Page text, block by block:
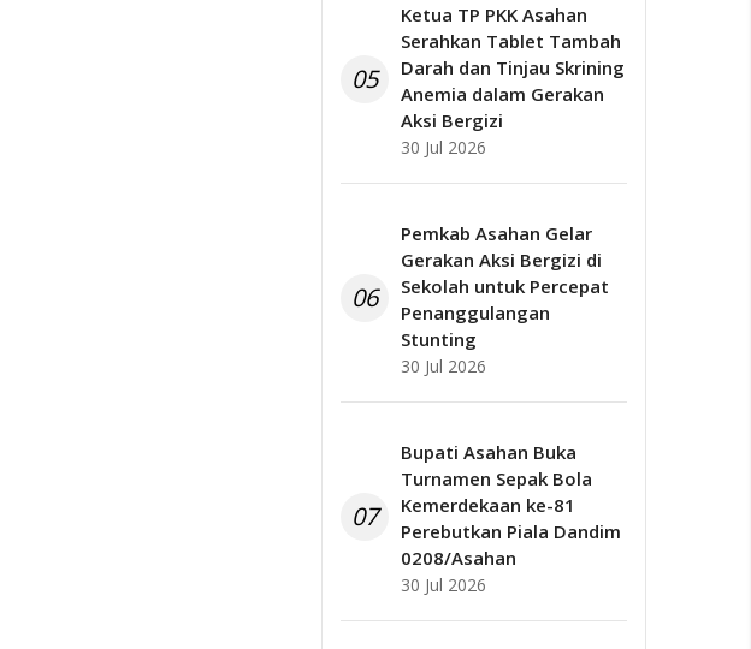
05
Ketua TP PKK Asahan
Serahkan Tablet Tambah
Darah dan Tinjau Skrining
Anemia dalam Gerakan
Aksi Bergizi
30 Jul 2026
06
Pemkab Asahan Gelar
Gerakan Aksi Bergizi di
Sekolah untuk Percepat
Penanggulangan
Stunting
30 Jul 2026
07
Bupati Asahan Buka
Turnamen Sepak Bola
Kemerdekaan ke-81
Perebutkan Piala Dandim
0208/Asahan
30 Jul 2026